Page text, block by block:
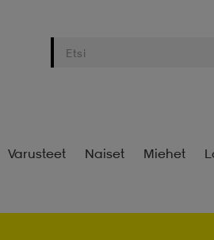
Varusteet Naiset Miehet